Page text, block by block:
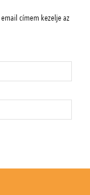
címem kezelje az